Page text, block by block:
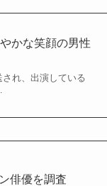
かな笑顔の男性
れ、出演している
俳優を調査